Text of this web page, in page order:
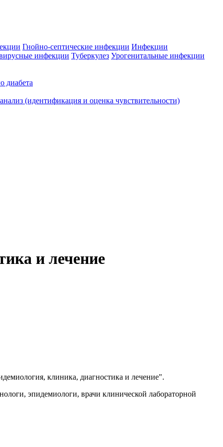
Гнойно-септические инфекции Инфекции
инфекции Туберкулез Урогенитальные инфекции
диабета
(идентификация и оценка чувствительности)
и лечение
клиника, диагностика и лечение".
эпидемиологи, врачи клинической лабораторной